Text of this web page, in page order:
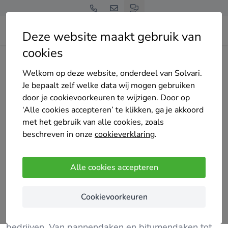
Deze website maakt gebruik van
cookies
Welkom op deze website, onderdeel van Solvari.
Je bepaalt zelf welke data wij mogen gebruiken
door je cookievoorkeuren te wijzigen. Door op
‘Alle cookies accepteren’ te klikken, ga je akkoord
met het gebruik van alle cookies, zoals
beschreven in onze cookieverklaring.
Alle cookies accepteren
Cookievoorkeuren
Home Isolatie
DakPlus Dakwerken B.V.
Nog geen reviews
Eindhoven
Bij DakPlus bieden we een breed scala aan